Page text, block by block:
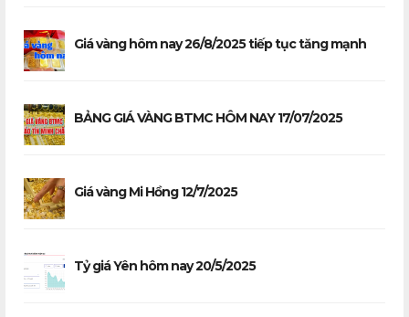
Giá vàng hôm nay 26/8/2025 tiếp tục tăng mạnh
BẢNG GIÁ VÀNG BTMC HÔM NAY 17/07/2025
Giá vàng Mi Hồng 12/7/2025
Tỷ giá Yên hôm nay 20/5/2025